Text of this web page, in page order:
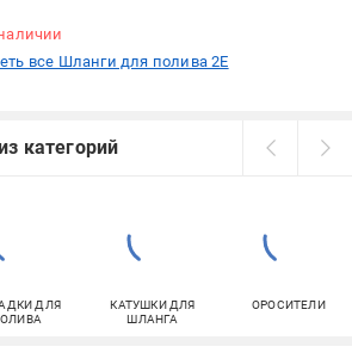
все Шланги для полива 2E
категорий
ДЛЯ
КАТУШКИ ДЛЯ
ШЛАНГА
ОРОСИТЕЛИ